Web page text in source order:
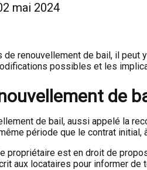
mai 2024
de renouvellement de bail, il
possibles et les
de
de bail, aussi appelé la
période que le contrat initial,
propriétaire est en droit de
aux locataires pour informer